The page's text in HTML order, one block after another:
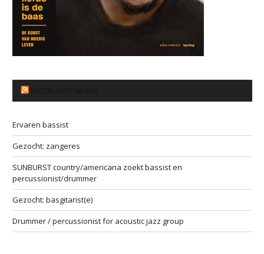
Ervaren bassist
Gezocht: zangeres
SUNBURST country/americana zoekt bassist en
percussionist/drummer
Gezocht: basgitarist(e)
Drummer / percussionist for acoustic jazz group